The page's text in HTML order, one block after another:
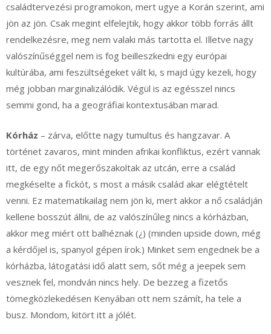
családtervezési programokon, mert ugye a Korán szerint, ami
jön az jön. Csak megint elfelejtik, hogy akkor több forrás állt
rendelkezésre, meg nem valaki más tartotta el. Illetve nagy
valószínűséggel nem is fog beilleszkedni egy európai
kultúrába, ami feszültségeket vált ki, s majd úgy kezeli, hogy
még jobban marginalizálódik. Végül is az egésszel nincs
semmi gond, ha a geográfiai kontextusában marad.
Kórház – zárva, előtte nagy tumultus és hangzavar. A
történet zavaros, mint minden afrikai konfliktus, ezért vannak
itt, de egy nőt megerőszakoltak az utcán, erre a család
megkéselte a fickót, s most a másik család akar elégtételt
venni. Ez matematikailag nem jön ki, mert akkor a nő családján
kellene bosszút állni, de az valószínűleg nincs a kórházban,
akkor meg miért ott balhéznak (¿) (minden upside down, még
a kérdőjel is, spanyol gépen írok.) Minket sem engednek be a
kórházba, látogatási idő alatt sem, sőt még a jeepek sem
vesznek fel, mondván nincs hely. De bezzeg a fizetős
tömegközlekedésen Kenyában ott nem számít, ha tele a
busz. Mondom, kitört itt a jólét.